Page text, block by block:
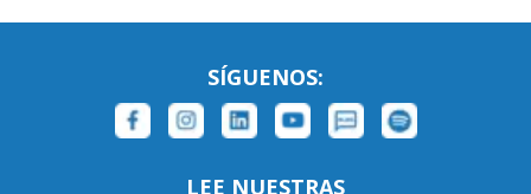
SÍGUENOS:
LEE NUESTRAS